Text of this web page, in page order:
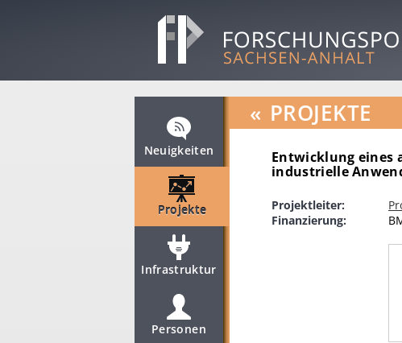
Neuigkeiten
Projekte
Infrastruktur
Personen
« PROJEKTE
Entwicklung eines
industrielle
Projektleiter:
Finanzierung: